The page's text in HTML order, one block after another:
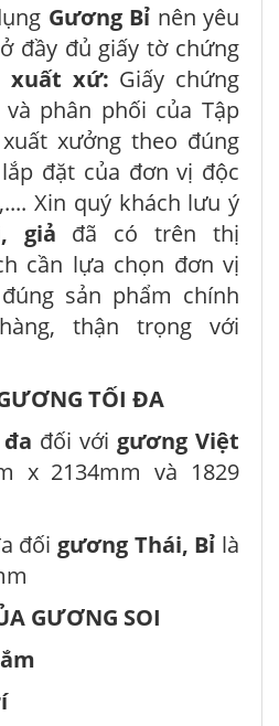
Gương Bỉ nên yêu
đầy đủ giấy tờ chứng
xuất xứ: Giấy chứng
phân phối của Tập
xưởng theo đúng
đặt của đơn vị độc
Xin quý khách lưu ý
giả đã có trên thị
cần lựa chọn đơn vị
sản phẩm chính
thận trọng với
TỐI ĐA
đối với gương Việt
x 2134mm và 1829
đối gương Thái, Bỉ là
GƯƠNG SOI